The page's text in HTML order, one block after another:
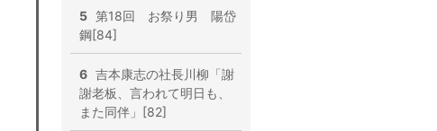
5 第18回 お祭り男 陽岱
鋼[84]
6 吉本康志の社長川柳「謝
謝老板、言われて明日も、
また同伴」[82]